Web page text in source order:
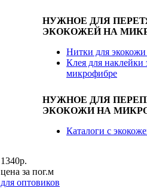
НУЖНОЕ ДЛЯ
ЭКОКОЖЕЙ НА
Нитки для
Клея для наклейки
микрофибре
НУЖНОЕ ДЛЯ
ЭКОКОЖИ НА
Каталоги с
1340р.
цена за пог.м
для оптовиков